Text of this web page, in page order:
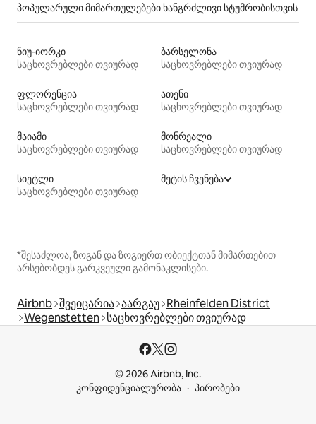
პოპულარული მიმართულებები ხანგრძლივი სტუმრობისთვის
ნიუ-იორკი
საცხოვრებლები თვიურად
ბარსელონა
საცხოვრებლები თვიურად
ფლორენცია
საცხოვრებლები თვიურად
ათენი
საცხოვრებლები თვიურად
მაიამი
საცხოვრებლები თვიურად
მონრეალი
საცხოვრებლები თვიურად
სიეტლი
საცხოვრებლები თვიურად
მეტის ჩვენება
*შესაძლოა, ზოგან და ზოგიერთ ობიექტთან მიმართებით
არსებობდეს გარკვეული გამონაკლისები.
Airbnb შვეიცარია აარგაუ Rheinfelden District
Wegenstetten საცხოვრებლები თვიურად
© 2026 Airbnb, Inc.
კონფიდენციალურობა
პირობები